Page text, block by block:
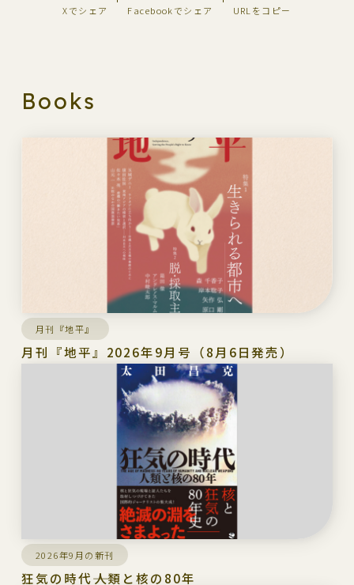
Xでシェア Facebookでシェア URLをコピー
Books
月刊『地平』
月刊『地平』2026年9月号（8月6日発売）
2026年9月の新刊
狂気の時代――人類と核の80年